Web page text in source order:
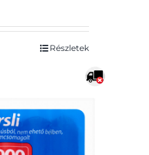
Részletek